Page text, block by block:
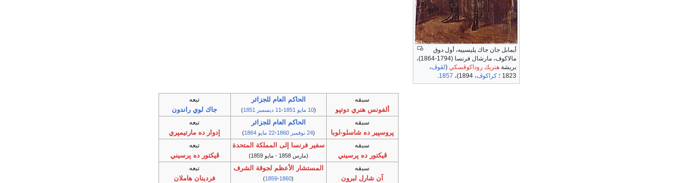
أيمابل جان جاك پليسييه، أول دوق
مالاكوف، مارشال فرنسا (1794-1864)،
بريشة هنريك روداكوڤسكي (لڤوڤ،
1823 ؛
كراكوڤ، 1894)، 1857
.
سبقه
ألفونس هنري دوتپو
الحاكم العام للجزائر
(10 مايو 1851
- 11 ديسمبر 1851
)
تبعه
جاك لوي راندون
سبقه
پروسپير ده شاسلو-لوبا
الحاكم العام للجزائر
(24 نوفمبر 1860
-22 مايو 1864
)
تبعه
إدوار ده مارتيمپري
سبقه
ڤيكتور ده پرسيني
سفير فرنسا إلى المملكة المتحدة
(مارس 1858 - مايو 1859)
تبعه
ڤيكتور ده پرسيني
سبقه
آن شارل لبرون
المستشار الأعظم لجوقة الشرف
(
1859-1860
)
تبعه
فردينان هاملان